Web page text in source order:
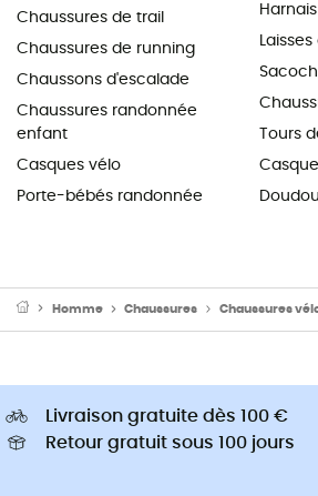
Chaussures de trail
Chaussures de running
Chaussons d'escalade
Chaussures randonnée
enfant
Casques vélo
Porte-bébés randonnée
Tours
Homme Chaussures Chaussures
Livraison gratuite dès 100 €
Retour gratuit sous 100 jours